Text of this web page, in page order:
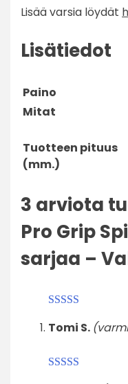
Lisää varsia löydät
Lisätiedot
Paino
Mitat
Tuotteen pituus
(mm.)
3 arviota
Pro Grip
sarjaa –
tuotteesta:
Tomi S.